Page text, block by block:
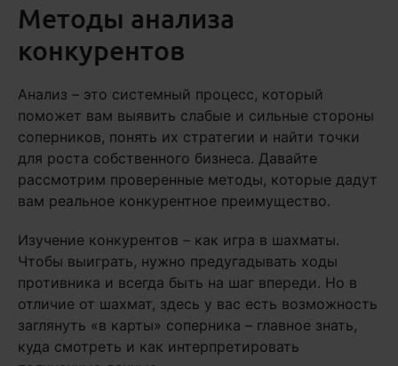
Методы анализа
конкурентов
Анализ – это системный процесс, который
поможет вам выявить слабые и сильные стороны
соперников, понять их стратегии и найти точки
для роста собственного бизнеса. Давайте
рассмотрим проверенные методы, которые дадут
вам реальное конкурентное преимущество.
Изучение конкурентов – как игра в шахматы.
Чтобы выиграть, нужно предугадывать ходы
противника и всегда быть на шаг впереди. Но в
отличие от шахмат, здесь у вас есть возможность
заглянуть «в карты» соперника – главное знать,
куда смотреть и как интерпретировать